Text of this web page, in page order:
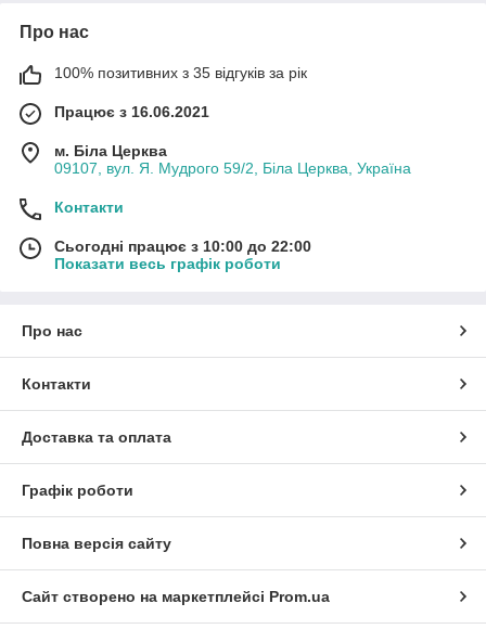
Про нас
100% позитивних з 35 відгуків за рік
Працює з 16.06.2021
м. Біла Церква
09107, вул. Я. Мудрого 59/2, Біла Церква, Україна
Контакти
Сьогодні працює з 10:00 до 22:00
Показати весь графік роботи
Про нас
Контакти
Доставка та оплата
Графік роботи
Повна версія сайту
Сайт створено на маркетплейсі Prom.ua